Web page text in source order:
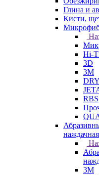
Глина и
Кисти,
Hi-
3D
3М
RBS
3М